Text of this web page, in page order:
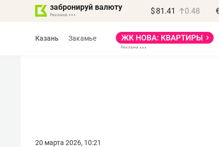
забронируй валюту $ 81.41 0.48
Казань Закамье
20 марта 2026, 10:21